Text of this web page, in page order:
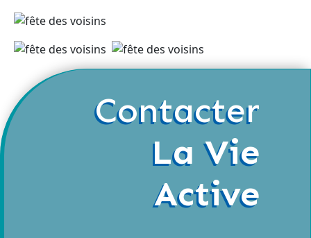
Contacter
La Vie
Active